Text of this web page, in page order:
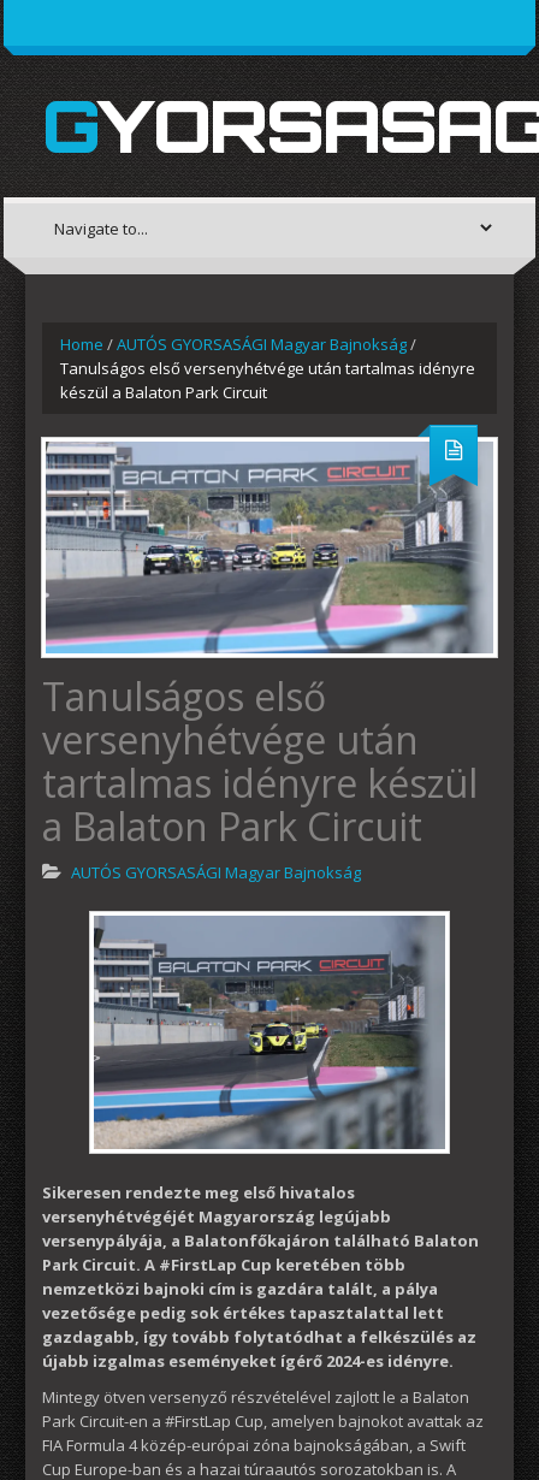
Home /AUTÓS GYORSASÁGI Magyar Bajnokság/
Tanulságos első versenyhétvége után tartalmas idényre
készül a Balaton Park Circuit
Tanulságos első
versenyhétvége után
tartalmas idényre készül
a Balaton Park Circuit
AUTÓS GYORSASÁGI Magyar Bajnokság
Sikeresen rendezte meg első hivatalos
versenyhétvégéjét Magyarország legújabb
versenypályája, a Balatonfőkajáron található Balaton
Park Circuit. A #FirstLap Cup keretében több
nemzetközi bajnoki cím is gazdára talált, a pálya
vezetősége pedig sok értékes tapasztalattal lett
gazdagabb, így tovább folytatódhat a felkészülés az
újabb izgalmas eseményeket ígérő 2024-es idényre.
Mintegy ötven versenyző részvételével zajlott le a Balaton
Park Circuit-en a #FirstLap Cup, amelyen bajnokot avattak az
FIA Formula 4 közép-európai zóna bajnokságában, a Swift
Cup Europe-ban és a hazai túraautós sorozatokban is. A